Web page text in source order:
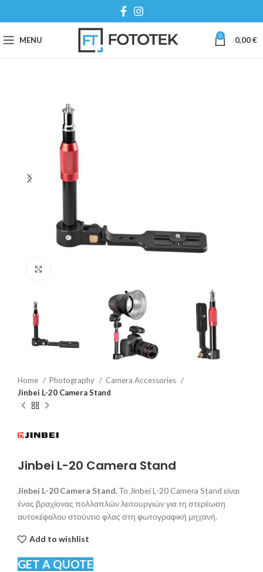
MENU 0 0,00€
Home Photography
Camera Accessories
Jinbei L-20 Camera Stand
Jinbei L-20 Camera Stand
Jinbei L-20 Camera Stand.Το Jinbei L-20 Camera Stand είναι
ένας βραχίονας πολλαπλών λειτουργιών για τη στερέωση
αυτοκέφαλου στούντιο φλας στη φωτογραφική μηχανή.
Add to wishlist
GET A QUOTE